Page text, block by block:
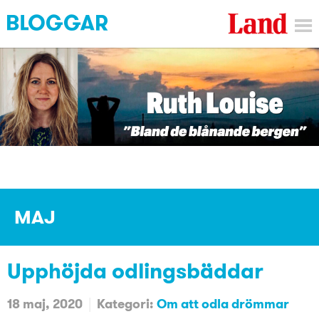
MAJ
Upphöjda odlingsbäddar
18 maj, 2020 Kategori: Om att odla drömmar